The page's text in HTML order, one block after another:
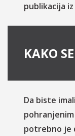
publikacija
KAKO
Da biste
pohranjenim
potrebno je